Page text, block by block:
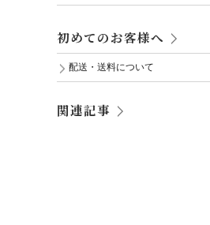
初めてのお客様へ
配送・送料について
関連記事